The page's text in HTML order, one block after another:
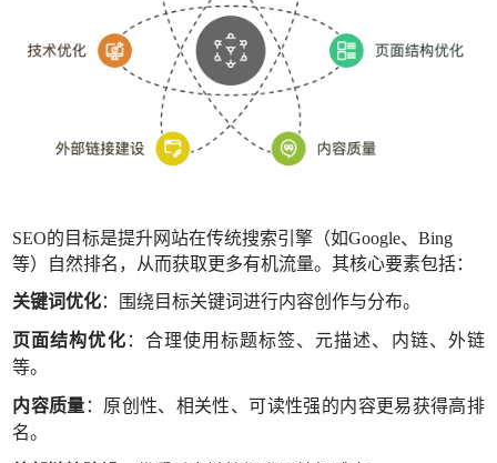
SEO的目标是提升网站在传统搜索引擎（如Google、Bing
等）自然排名，从而获取更多有机流量。其核心要素包括：
关键词优化：围绕目标关键词进行内容创作与分布。
页面结构优化 ：合理使用标题标签、元描述、内链、外链
等。
内容质量 ：原创性、相关性、可读性强的内容更易获得高排
名。